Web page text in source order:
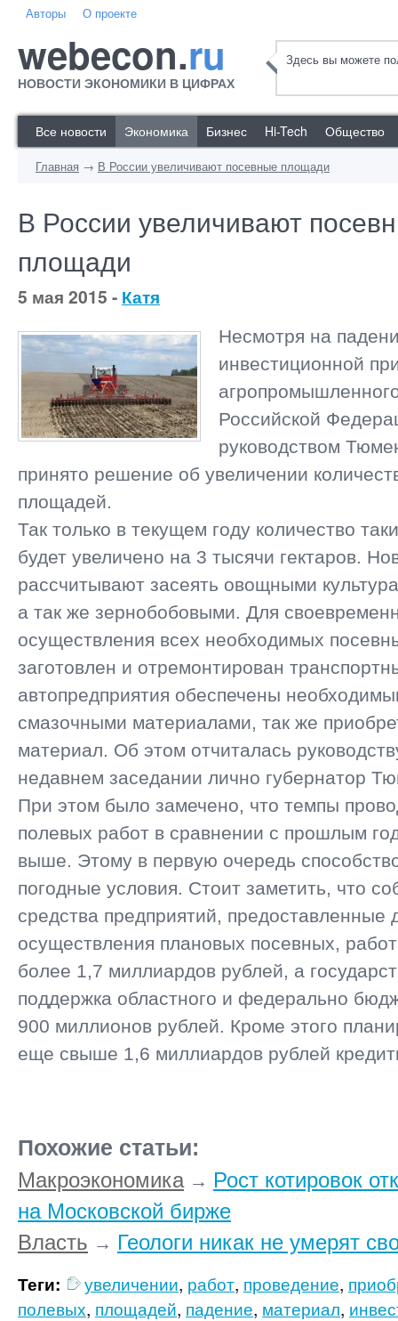
Авторы О проекте
webecon.ru
НОВОСТИ ЭКОНОМИКИ В ЦИФРАХ
Здесь вы можете
Все новости Экономика Бизнес Hi-Tech Общество
Главная → В России увеличивают посевные площади
В России увеличивают
площади
5 мая 2015 - Катя
Несмотря на
инвестиционной
Российской
руководством
принято решение об увеличении
площадей.
Так только в текущем году количество
будет увеличено на 3 тысячи гектаров.
рассчитывают засеять овощными
а так же зернобобовыми. Для
осуществления всех необходимых
заготовлен и отремонтирован
автопредприятия обеспечены
смазочными материалами, так же
материал. Об этом отчиталась
недавнем заседании лично губернатор
При этом было замечено, что темпы
полевых работ в сравнении с прошлым
выше. Этому в первую очередь
погодные условия. Стоит заметить, что
средства предприятий, предоставленные
осуществления плановых посевных,
более 1,7 миллиардов рублей, а
поддержка областного и федерально
900 миллионов рублей. Кроме этого
еще свыше 1,6 миллиардов рублей
Похожие статьи:
Макроэкономика→ Рост котировок
на Московской бирже
Власть → Геологи никак не умерят
Теги: увеличении, работ, проведение,
полевых, площадей, падение, материал,